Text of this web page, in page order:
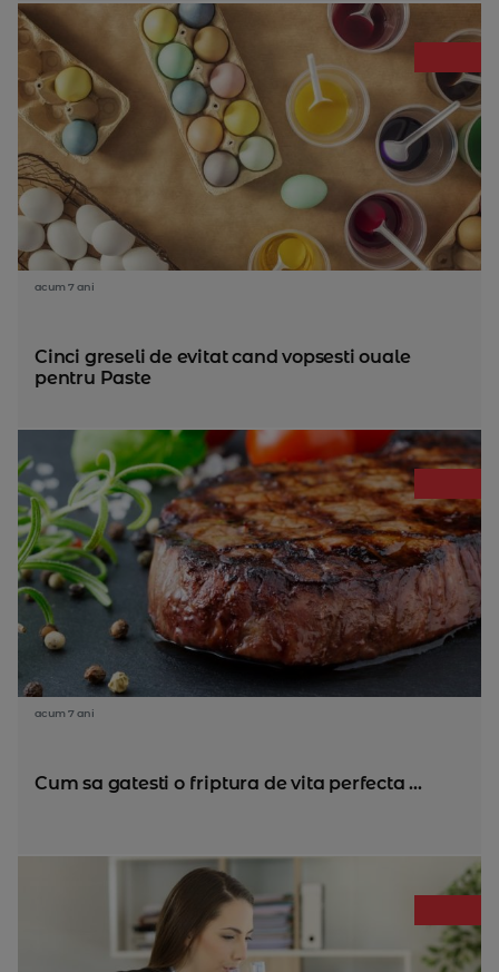
acum 7 ani
Cinci greseli de evitat cand vopsesti ouale
pentru Paste
acum 7 ani
Cum sa gatesti o friptura de vita perfecta ...